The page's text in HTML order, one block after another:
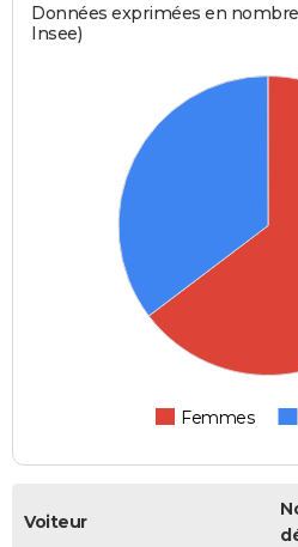
Données exprimées en nombre
Insee)
Femmes
Voiteur